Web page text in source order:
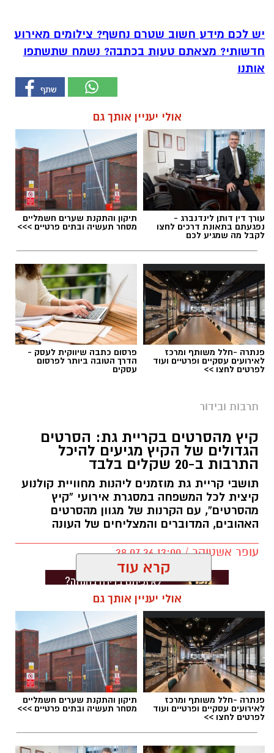
יש לכם מידע חשוב שטרם נחשף? צילומים מאירוע
חדשותי? מצאתם טעות בכתבה? נשמח שתשתפו
אותנו
אולי יעניין אותך גם
עורך דין דותן לינדנברג -
נפגעתם בתאונת דרכים לחצו
לקבל מה שמגיע לכם
תיקון והתקנת שערים חשמליים
מסחר תעשיה ובתים פרטיים >>>
פנתרה -חלל משותף ומרכז
לאירועים עסקיים ופרטיים ועוד
לפרטים לחצו >>
פרסום כתבה שיווקית לעסק -
הדרך הטובה ביותר לפרסום
עסקים
תרבות ובידור
קיץ מהסרטים בקריית גת: הסרטים
הגדולים של הקיץ מגיעים להיכל
התרבות ב-20 שקלים בלבד
תושבי קריית גת מוזמנים ליהנות מחוויית קולנוע
קיצית לכל המשפחה במסגרת אירועי “קיץ
מהסרטים”, עם הקרנות של מגוון מהסרטים
האהובים, המדוברים והמצליחים של העונה
עופר אשטוקר / 13:00 28.07.26
תגים:סרטים ב-20 שקלים בקריית גת
קרא עוד
אולי יעניין אותך גם
פנתרה -חלל משותף ומרכז
לאירועים עסקיים ופרטיים ועוד
לפרטים לחצו >>
תיקון והתקנת שערים חשמליים
מסחר תעשיה ובתים פרטיים >>>